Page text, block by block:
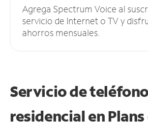
Agrega Spectrum Voice al
servicio de Internet o TV y
ahorros mensuales.
Servicio de
residencial en Plans